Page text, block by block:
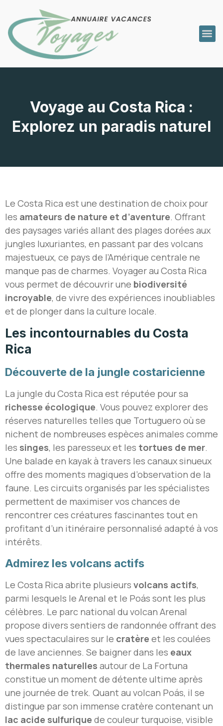
Voyage au Costa Rica :
Explorez un paradis naturel
Le Costa Rica est une destination de choix pour
les amateurs de nature et d’aventure. Offrant
des paysages variés allant des plages dorées aux
jungles luxuriantes, en passant par des volcans
majestueux, ce pays de l’Amérique centrale ne
manque pas de charmes. Voyager au Costa Rica
vous permet de découvrir une biodiversité
incroyable, de vivre des expériences inoubliables
et de plonger dans la culture locale.
Les incontournables du Costa
Rica
Découverte de la jungle costaricienne
La jungle du Costa Rica est réputée pour sa
richesse écologique. Vous pouvez explorer des
réserves naturelles telles que Tortuguero où se
nichent de nombreuses espèces animales comme
les singes, les paresseux et les tortues de mer.
Une balade en kayak à travers les canaux sinueux
offre des moments magiques d’observation de la
faune. Les circuits organisés par les spécialistes
permettent de maximiser vos chances de
rencontrer ces créatures fascinantes tout en
profitant d’un itinéraire personnalisé adapté à vos
intérêts.
Admirez les volcans actifs
Le Costa Rica abrite plusieurs volcans actifs,
parmi lesquels le Arenal et le Poás sont les plus
célèbres. Le parc national du volcan Arenal
propose divers sentiers de randonnée offrant des
vues spectaculaires sur le cratère et les coulées
de lave anciennes. Se baigner dans les eaux
thermales naturelles autour de La Fortuna
constitue un moment de détente ultime après
une journée de trek. Quant au volcan Poás, il se
distingue par son immense cratère contenant un
lac acide sulfurique de couleur turquoise, visible